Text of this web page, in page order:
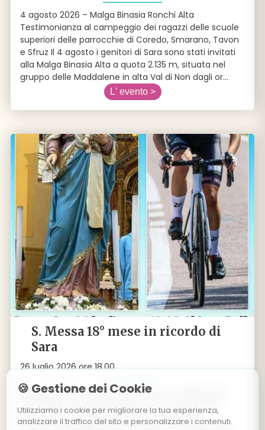
4 agosto 2026 – Malga Binasia Ronchi Alta
Testimonianza al campeggio dei ragazzi delle scuole
superiori delle parrocchie di Coredo, Smarano, Tavon
e Sfruz Il 4 agosto i genitori di Sara sono stati invitati
alla Malga Binasia Alta a quota 2.135 m, situata nel
gruppo delle Maddalene in alta Val di Non dagli or...
L' evento >
S. Messa 18° mese in ricordo di
Sara
26 luglio 2026 ore 18.00
26 luglio 2025 ore 18.00 Palù di Giovo: S. Messa a 18
mesi dalla scomparsa di Sara, in occasione della
Sagra Patronale della Madonna del Carmelo.
🍪 Gestione dei Cookie
Utilizziamo i cookie per migliorare la tua esperienza,
analizzare il traffico del sito e personalizzare i contenuti.